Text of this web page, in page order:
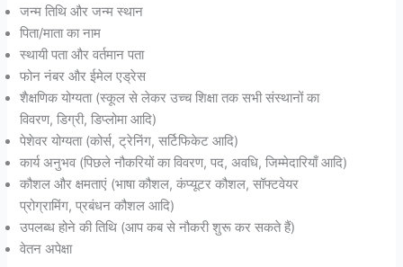
जन्म तिथि और जन्म स्थान
पिता/माता का नाम
स्थायी पता और वर्तमान पता
फोन नंबर और ईमेल एड्रेस
शैक्षणिक योग्यता (स्कूल से लेकर उच्च शिक्षा तक सभी संस्थानों का
विवरण, डिग्री, डिप्लोमा आदि)
पेशेवर योग्यता (कोर्स, ट्रेनिंग, सर्टिफिकेट आदि)
कार्य अनुभव (पिछले नौकरियों का विवरण, पद, अवधि, जिम्मेदारियाँ आदि)
कौशल और क्षमताएं (भाषा कौशल, कंप्यूटर कौशल, सॉफ्टवेयर
प्रोग्रामिंग, प्रबंधन कौशल आदि)
उपलब्ध होने की तिथि (आप कब से नौकरी शुरू कर सकते हैं)
वेतन अपेक्षा